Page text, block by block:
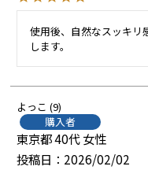
使用後、自然なスッキリ
します。
よっこ 9
購入者
東京都40代女性
投稿日
2026/02/02